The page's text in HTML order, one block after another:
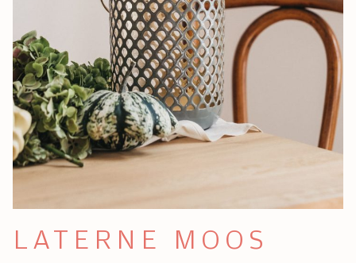
LATERNE MOOS